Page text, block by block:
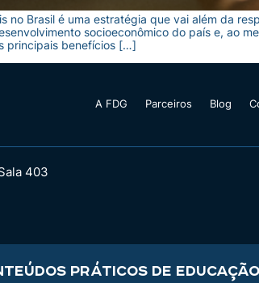
no Brasil é uma estratégia que vai além da
socioeconômico do país e, ao
principais benefícios […]
A FDG Parceiros Blog
403
PRÁTICOS DE EDUCAÇÃO